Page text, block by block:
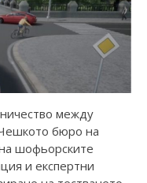
между
бюро на
шофьорските
и експертни